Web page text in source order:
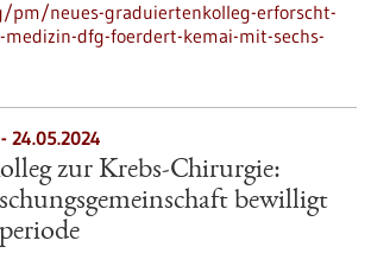
pm/neues-graduiertenkolleg-erforscht-
dfg-foerdert-kemai-mit-sechs-
24.05.2024
zur Krebs-Chirurgie:
bewilligt